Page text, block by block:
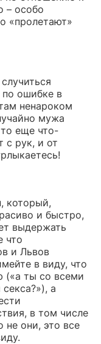
– особо
«пролетают»
по ошибке в
ненароком
мужа
еще что-
с рук, и от
который,
и быстро,
выдержать
что
и Львов
в виду, что
(«а ты со всеми
а
в том числе
не они, это все